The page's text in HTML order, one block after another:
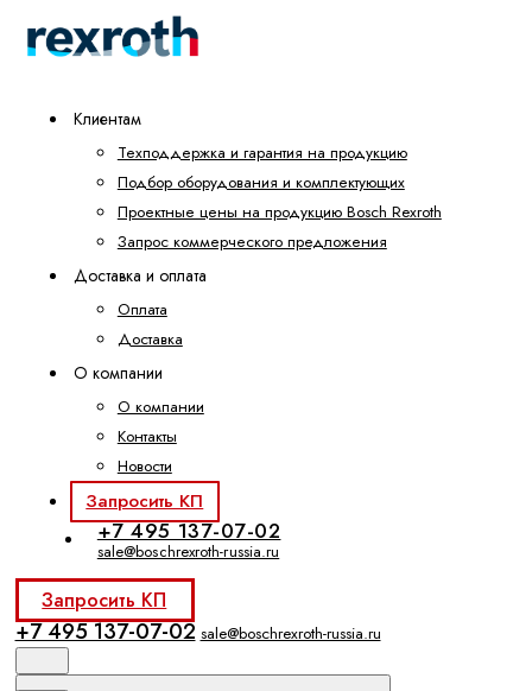
Клиентам
Техподдержка и гарантия на продукцию
Подбор оборудования и комплектующих
Проектные цены на продукцию Bosch Rexroth
Запрос коммерческого предложения
Доставка и оплата
Оплата
Доставка
О компании
О компании
Контакты
Новости
Запросить КП
+7 495 137-07-02
sale@boschrexroth-russia.ru
Запросить КП
+7 495 137-07-02 sale@boschrexroth-russia.ru